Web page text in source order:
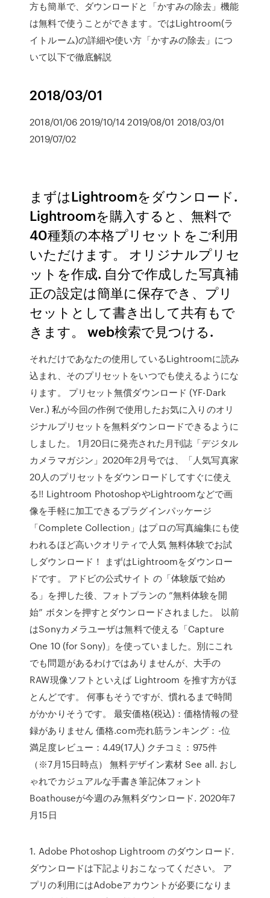
方も簡単で、ダウンロードと「かすみの除去」機能
は無料で使うことができます。ではLightroom(ラ
イトルーム)の詳細や使い方「かすみの除去」につ
いて以下で徹底解説
2018/03/01
2018/01/06 2019/10/14 2019/08/01 2018/03/01
2019/07/02
まずはLightroomをダウンロード.
Lightroomを購入すると、無料で
40種類の本格プリセットをご利用
いただけます。 オリジナルプリセ
ットを作成. 自分で作成した写真補
正の設定は簡単に保存でき、プリ
セットとして書き出して共有もで
きます。 web検索で見つける.
それだけであなたの使用しているLightroomに読み
込まれ、そのプリセットをいつでも使えるようにな
ります。 プリセット無償ダウンロード (YF-Dark
Ver.) 私が今回の作例で使用したお気に入りのオリ
ジナルプリセットを無料ダウンロードできるように
しました。 1月20日に発売された月刊誌「デジタル
カメラマガジン」2020年2月号では、「人気写真家
20人のプリセットをダウンロードしてすぐに使え
る!! Lightroom PhotoshopやLightroomなどで画
像を手軽に加工できるプラグインパッケージ
「Complete Collection」はプロの写真編集にも使
われるほど高いクオリティで人気 無料体験でお試
しダウンロード！ まずはLightroomをダウンロー
ドです。 アドビの公式サイト の「体験版で始め
る」を押した後、フォトプランの ”無料体験を開
始” ボタンを押すとダウンロードされました。 以前
はSonyカメラユーザは無料で使える「Capture
One 10 (for Sony)」を使っていました。別にこれ
でも問題があるわけではありませんが、大手の
RAW現像ソフトといえば Lightroom を推す方がほ
とんどです。 何事もそうですが、慣れるまで時間
がかかりそうです。 最安価格(税込)：価格情報の登
録がありません 価格.com売れ筋ランキング：-位
満足度レビュー：4.49(17人) クチコミ：975件
（※7月15日時点） 無料デザイン素材 See all. おし
ゃれでカジュアルな手書き筆記体フォント
Boathouseが今週のみ無料ダウンロード. 2020年7
月15日
1. Adobe Photoshop Lightroom のダウンロード.
ダウンロードは下記よりおこなってください。 ア
プリの利用にはAdobeアカウントが必要になりま